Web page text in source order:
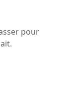
pour